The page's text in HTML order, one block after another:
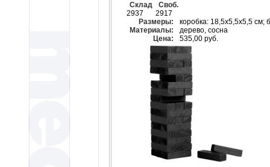
Склад
Своб.
2937
2917
Размеры:
коробка: 18,5x5,5x5,5 см;
Материалы:
дерево, сосна
Цена:
535,00 руб.